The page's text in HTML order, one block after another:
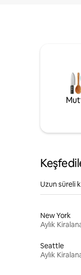
Uzun süreli
New York
Seattle